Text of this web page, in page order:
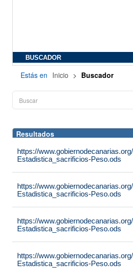
BUSCADOR
Estás en Inicio > Buscador
Resultados
https://
Estadistica_sacrificios-Peso.ods
https://
Estadistica_sacrificios-Peso.ods
https://
Estadistica_sacrificios-Peso.ods
https://
Estadistica_sacrificios-Peso.ods